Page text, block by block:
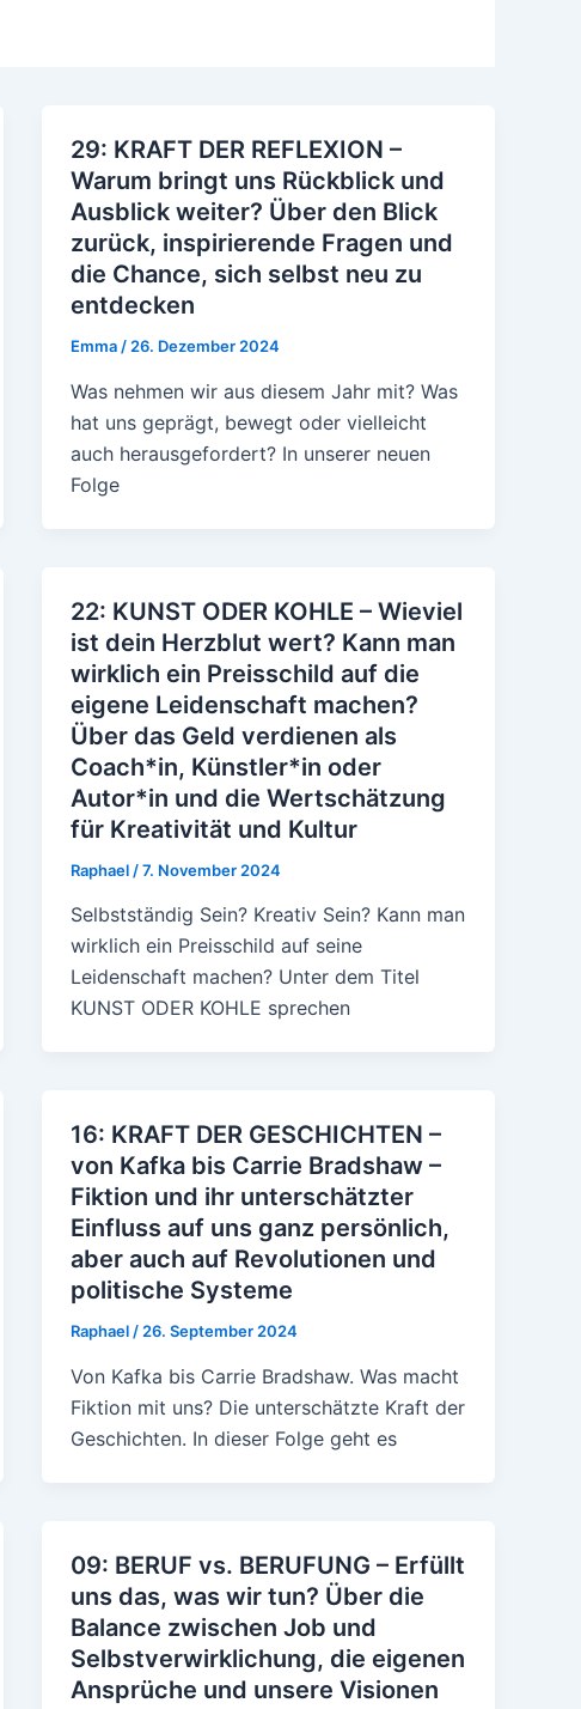
29: KRAFT DER REFLEXION –
Warum bringt uns Rückblick und
Ausblick weiter? Über den Blick
zurück, inspirierende Fragen und
die Chance, sich selbst neu zu
entdecken
Emma / 26. Dezember 2024
Was nehmen wir aus diesem Jahr mit? Was
hat uns geprägt, bewegt oder vielleicht
auch herausgefordert? In unserer neuen
Folge
22: KUNST ODER KOHLE – Wieviel
ist dein Herzblut wert? Kann man
wirklich ein Preisschild auf die
eigene Leidenschaft machen?
Über das Geld verdienen als
Coach*in, Künstler*in oder
Autor*in und die Wertschätzung
für Kreativität und Kultur
Raphael /7. November 2024
Selbstständig Sein? Kreativ Sein? Kann man
wirklich ein Preisschild auf seine
Leidenschaft machen? Unter dem Titel
KUNST ODER KOHLE sprechen
16: KRAFT DER GESCHICHTEN –
von Kafka bis Carrie Bradshaw –
Fiktion und ihr unterschätzter
Einfluss auf uns ganz persönlich,
aber auch auf Revolutionen und
politische Systeme
Raphael / 26. September 2024
Von Kafka bis Carrie Bradshaw. Was macht
Fiktion mit uns? Die unterschätzte Kraft der
Geschichten. In dieser Folge geht es
09: BERUF vs. BERUFUNG – Erfüllt
uns das, was wir tun? Über die
Balance zwischen Job und
Selbstverwirklichung, die eigenen
Ansprüche und unsere Visionen